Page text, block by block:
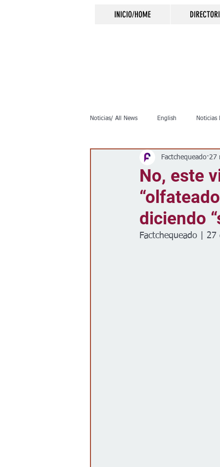
INICIO/HOME
Noticias/ All News English Noticias
Crimen
Clima Vivienda
Espectáculos
No, este
diciendo
Factchequeado 27
Factchequeado |